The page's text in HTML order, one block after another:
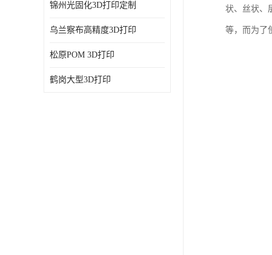
锦州光固化3D打印定制
乌兰察布高精度3D打印
松原POM 3D打印
鹤岗大型3D打印
状、丝状、
等，而为了